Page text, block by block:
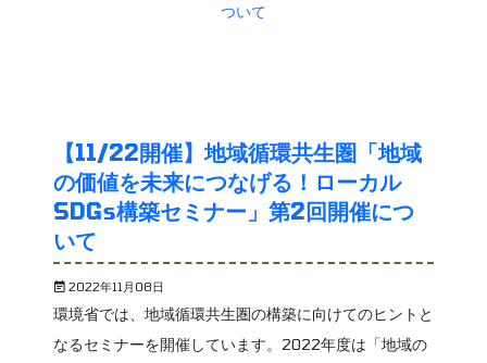
【11/22開催】地域循環共生圏「地域
の価値を未来につなげる！ローカル
SDGs構築セミナー」第2回開催につ
いて
2022年11月08日
環境省では、地域循環共生圏の構築に向けてのヒントと
なるセミナーを開催しています。2022年度は「地域の